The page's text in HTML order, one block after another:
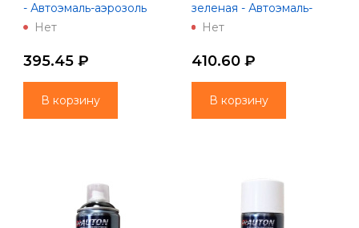
- Автоэмаль-аэрозоль
"Автон" 520 мл
Нет
395.45 ₽
В корзину
зеленая - Автоэмаль-
аэрозоль "AUTON" 520
Нет
410.60 ₽
В корзину